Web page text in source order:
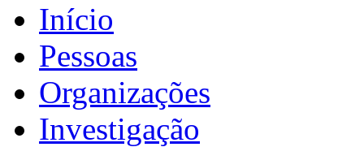
Início
Pessoas
Organizações
Investigação